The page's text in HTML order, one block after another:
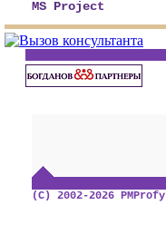
MS Project
(C) 2002-2026 PMProfy